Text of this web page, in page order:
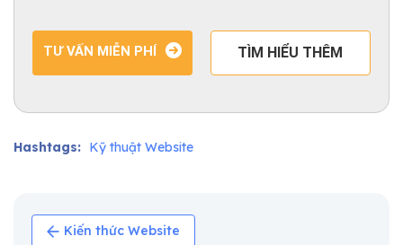
TƯ VẤN MIỄN PHÍ TÌM HIỂU THÊM
Hashtags: Kỹ thuật Website
Kiến thức Website